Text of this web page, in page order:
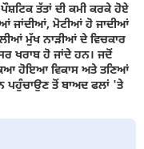
ਤੱਤਾਂ ਦੀ ਕਮੀ ਕਰਕੇ ਹੋਏ
ਜਾਂਦੀਆਂ, ਮੋਟੀਆਂ ਹੋ ਜਾਦੀਆਂ
ਮੁੱਖ ਨਾੜੀਆਂ ਦੇ ਵਿਚਕਾਰ
ਖਰਾਬ ਹੋ ਜਾਂਦੇ ਹਨ। ਜਦੋਂ
ਹੋਇਆ ਵਿਕਾਸ ਅਤੇ ਤਣਿਆਂ
ਪਹੁੰਚਾਉਣ ਤੋਂ ਬਾਅਦ ਫਲਾਂ 'ਤੇ